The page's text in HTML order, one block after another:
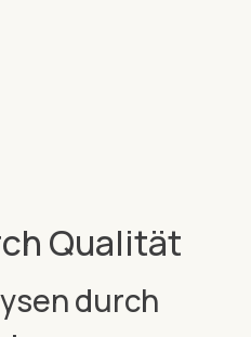
Qualität
durch